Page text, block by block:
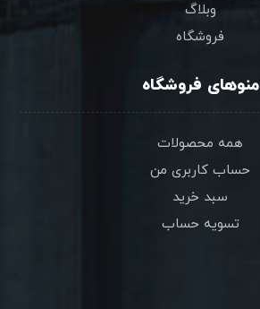
وبلاگ
فروشگاه
منوهای فروشگاه
همه محصولات
حساب کاربری من
سبد خرید
تسویه حساب